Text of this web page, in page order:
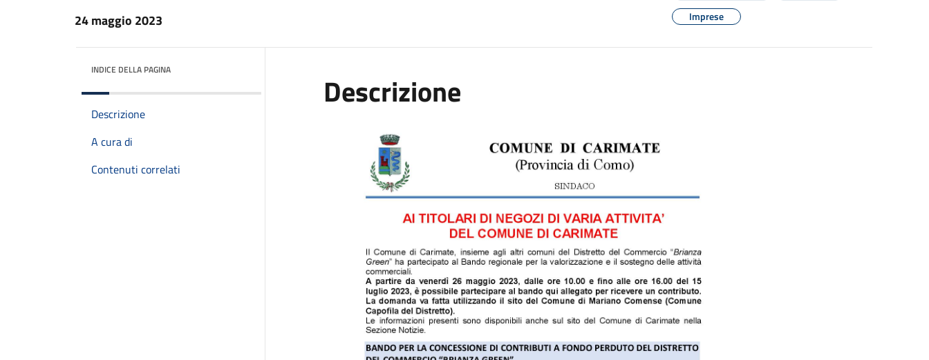
24 maggio 2023
Imprese
INDICE DELLA PAGINA
Descrizione
A cura di
Contenuti correlati
Descrizione